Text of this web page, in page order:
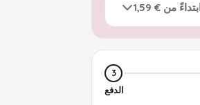
ابتداءً من € 1,59
3
الدفع